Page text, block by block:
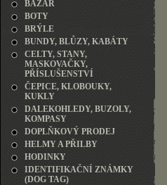
BAZAR
BOTY
BRÝLE
BUNDY, BLŮZY, KABÁTY
CELTY, STANY,
MASKOVAČKY,
PŘÍSLUŠENSTVÍ
ČEPICE, KLOBOUKY,
KUKLY
DALEKOHLEDY, BUZOLY,
KOMPASY
DOPLŇKOVÝ PRODEJ
HELMY A PŘILBY
HODINKY
IDENTIFIKAČNÍ ZNÁMKY
(DOG TAG)